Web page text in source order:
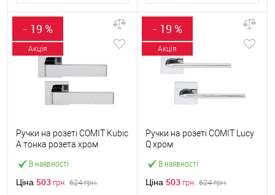
- 19 %
Акція
В наявності
Ручки на розеті COMIT Kubic
A тонка розета хром
Ціна 503 грн. 624грн.
- 19 %
Акція
В наявності
Ручки на розеті COMIT Lucy
Q хром
Ціна 503 грн. 624грн.